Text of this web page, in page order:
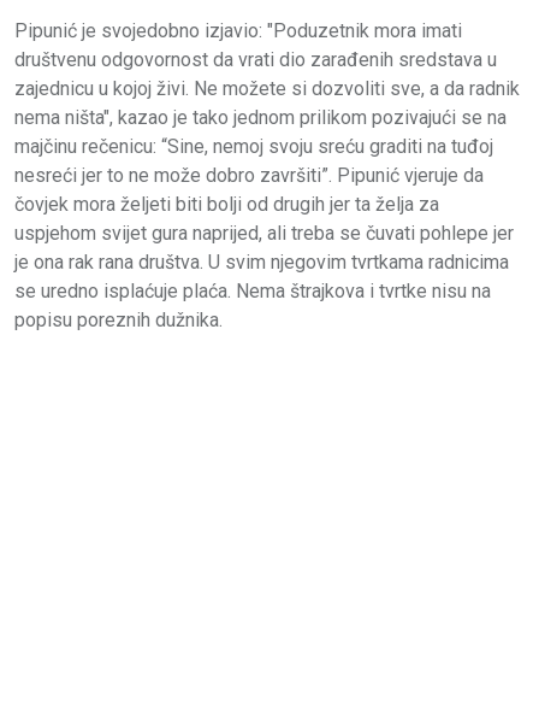
Pipunić je svojedobno izjavio: "Poduzetnik mora imati
društvenu odgovornost da vrati dio zarađenih sredstava u
zajednicu u kojoj živi. Ne možete si dozvoliti sve, a da radnik
nema ništa", kazao je tako jednom prilikom pozivajući se na
majčinu rečenicu: “Sine, nemoj svoju sreću graditi na tuđoj
nesreći jer to ne može dobro završiti”. Pipunić vjeruje da
čovjek mora željeti biti bolji od drugih jer ta želja za
uspjehom svijet gura naprijed, ali treba se čuvati pohlepe jer
je ona rak rana društva. U svim njegovim tvrtkama radnicima
se uredno isplaćuje plaća. Nema štrajkova i tvrtke nisu na
popisu poreznih dužnika.